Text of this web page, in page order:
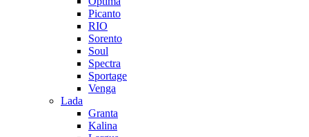
Picanto
RIO
Sorento
Soul
Spectra
Sportage
Venga
Lada
Granta
Kalina